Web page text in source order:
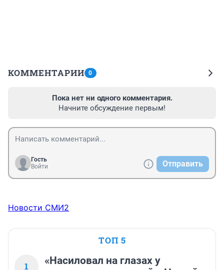
КОММЕНТАРИИ 0
Пока нет ни одного комментария.
Начните обсуждение первым!
Гость
Войти
Отправить
Новости СМИ2
ТОП 5
1
«Насиловал на глазах у